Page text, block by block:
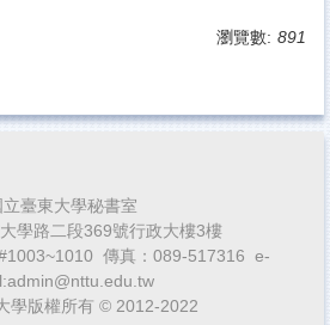
瀏覽數: 891
立臺東大學秘書室
學路二段369號行政大樓3樓
傳真：089-517316 e-
學版權所有 © 2012-2022